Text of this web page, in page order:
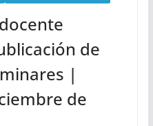
de
|
de